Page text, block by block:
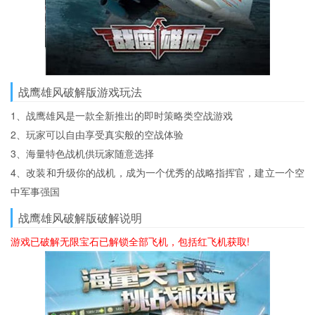
战鹰雄风破解版游戏玩法
1、战鹰雄风是一款全新推出的即时策略类空战游戏
2、玩家可以自由享受真实般的空战体验
3、海量特色战机供玩家随意选择
4、改装和升级你的战机，成为一个优秀的战略指挥官，建立一个空
中军事强国
战鹰雄风破解版破解说明
游戏已破解无限宝石已解锁全部飞机，包括红飞机获取!